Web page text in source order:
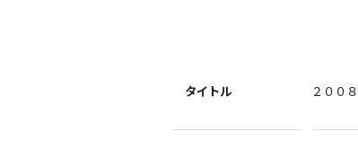
タイトル ２００